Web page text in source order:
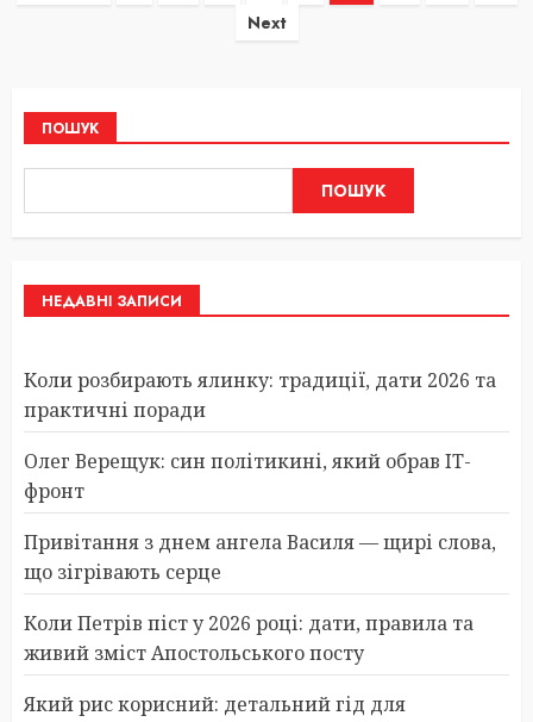
Next
ПОШУК
ПОШУК
НЕДАВНІ ЗАПИСИ
Коли розбирають ялинку: традиції, дати 2026 та
практичні поради
Олег Верещук: син політикині, який обрав IT-
фронт
Привітання з днем ангела Василя — щирі слова,
що зігрівають серце
Коли Петрів піст у 2026 році: дати, правила та
живий зміст Апостольського посту
Який рис корисний: детальний гід для